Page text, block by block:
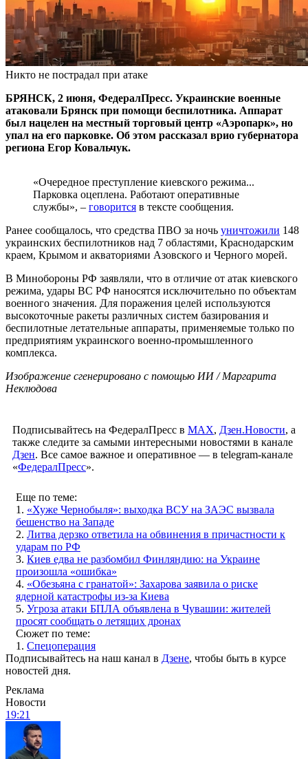
Никто не пострадал при атаке
БРЯНСК, 2 июня, ФедералПресс. Украинские военные
атаковали Брянск при помощи беспилотника. Аппарат
был нацелен на местный торговый центр «Аэропарк», но
упал на его парковке. Об этом рассказал врио губернатора
региона Егор Ковальчук.
«Очередное преступление киевского режима...
Парковка оцеплена. Работают оперативные
службы», – говорится в тексте сообщения.
Ранее сообщалось, что средства ПВО за ночь уничтожили 148
украинских беспилотников над 7 областями, Краснодарским
краем, Крымом и акваториями Азовского и Черного морей.
В Минобороны РФ заявляли, что в отличие от атак киевского
режима, удары ВС РФ наносятся исключительно по объектам
военного значения. Для поражения целей используются
высокоточные ракеты различных систем базирования и
беспилотные летательные аппараты, применяемые только по
предприятиям украинского военно-промышленного
комплекса.
Изображение сгенерировано с помощью ИИ / Маргарита
Неклюдова
Подписывайтесь на ФедералПресс в МАХ, Дзен.Новости, а
также следите за самыми интересными новостями в канале
Дзен. Все самое важное и оперативное — в telegram-канале
«ФедералПресс».
Еще по теме:
1. «Хуже Чернобыля»: выходка ВСУ на ЗАЭС вызвала
бешенство на Западе
2. Литва дерзко ответила на обвинения в причастности к
ударам по РФ
3. Киев едва не разбомбил Финляндию: на Украине
произошла «‎ошибка»
4. «Обезьяна с гранатой»: Захарова заявила о риске
ядерной катастрофы из-за Киева
5. Угроза атаки БПЛА объявлена в Чувашии: жителей
просят сообщать о летящих дронах
Сюжет по теме:
1. Спецоперация
Подписывайтесь на наш канал в Дзене, чтобы быть в курсе
новостей дня.
Реклама
Новости
19:21